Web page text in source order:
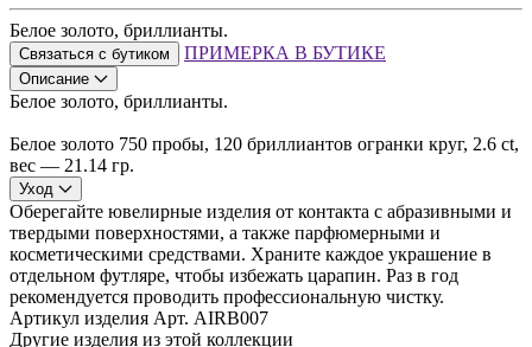
Белое золото, бриллианты.
Связаться с бутиком ПРИМЕРКА В БУТИКЕ
Описание
Белое золото, бриллианты.
Белое золото 750 пробы, 120 бриллиантов огранки круг, 2.6 ct,
вес — 21.14 гр.
Уход
Оберегайте ювелирные изделия от контакта с абразивными и
твердыми поверхностями, а также парфюмерными и
косметическими средствами. Храните каждое украшение в
отдельном футляре, чтобы избежать царапин. Раз в год
рекомендуется проводить профессиональную чистку.
Артикул изделия Арт. AIRB007
Другие изделия из этой коллекции